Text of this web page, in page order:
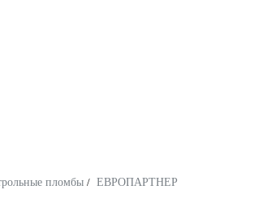
пломбы / ЕВРОПАРТНЕР